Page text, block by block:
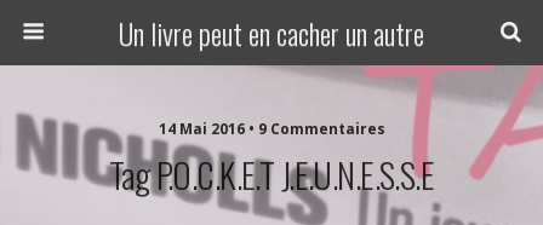
Un livre peut en cacher un autre
14 Mai 2016 • 9 Commentaires
Tag P.O.C.K.E.T J.E.U.N.E.S.S.E